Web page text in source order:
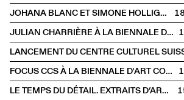
JOHANA BLANC ET SIMONE HOLLIGER
JULIAN CHARRIÈRE À LA BIENNALE D'ART CONTEMPORAIN DE LYON
FOCUS CCS À LA BIENNALE D'ART CONTEMPORAIN DE LYON
LE TEMPS DU DÉTAIL. EXTRAITS D’ARCHITECTURE SUISSE CONTEMPORAINE